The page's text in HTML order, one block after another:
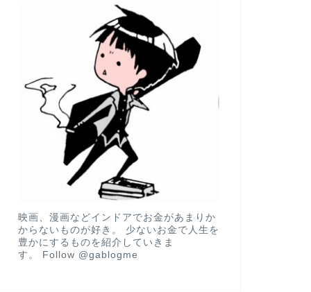
映画、漫画などインドアでお金があまりか
からないものが好き。 少ないお金で人生を
豊かにするものを紹介していきま
す。
Follow @gablogme